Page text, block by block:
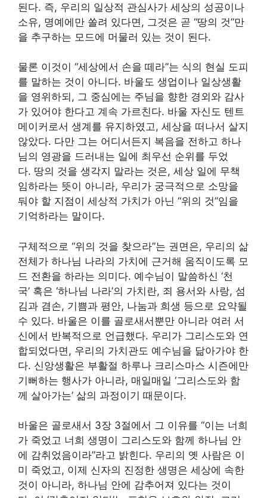
된다. 즉, 우리의 일상적 관심사가 세상의 성공이나
소유, 명예에만 쏠려 있다면, 그것은 곧 “땅의 것”만
을 추구하는 모드에 머물러 있는 것이 된다.
물론 이것이 “세상에서 손을 떼라”는 식의 현실 도피
를 말하는 것이 아니다. 바울도 생업이나 일상생활
을 영위하되, 그 중심에는 주님을 향한 경외와 감사
가 있어야 한다고 계속 가르친다. 바울 자신도 텐트
메이커로서 생계를 유지하였고, 세상을 떠나서 살지
않았다. 다만 그는 어디서든지 복음을 전하고 하나
님의 영광을 드러내는 일에 최우선 순위를 두었
다. 땅의 것을 생각지 말라는 것은, 세상 일에 무책
임하라는 뜻이 아니라, 우리가 궁극적으로 소망을
둬야 할 지점이 세상적 가치가 아닌 “위의 것”임을
기억하라는 말이다.
구체적으로 “위의 것을 찾으라”는 권면은, 우리의 삶
전체가 하나님 나라의 가치에 근거해 움직이도록 모
드 전환을 하라는 의미다. 예수님이 말씀하신 ‘천
국’ 혹은 ‘하나님 나라’의 가치란, 죄 용서와 사랑, 섬
김과 겸손, 기쁨과 평안, 나눔과 희생 등으로 요약될
수 있다. 바울은 이를 골로새서뿐만 아니라 여러 서
신에서 반복적으로 언급했다. 우리가 그리스도와 연
합되었다면, 우리의 가치관도 예수님을 닮아가야 한
다. 신앙생활은 부활절 하루나 크리스마스 시즌에만
기뻐하는 행사가 아니라, 매일매일 ‘그리스도와 함
께 살아가는’ 삶의 과정이기 때문이다.
바울은 골로새서 3장 3절에서 그 이유를 “이는 너희
가 죽었고 너희 생명이 그리스도와 함께 하나님 안
에 감취었음이라”라고 밝힌다. 우리의 옛 사람은 이
미 죽었고, 이제 신자의 진정한 생명은 세상에 속한
것이 아니라, 하나님 안에 감추어져 있다는 것이